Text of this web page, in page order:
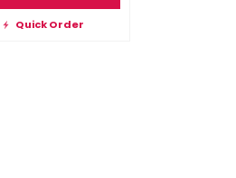
Quick Order